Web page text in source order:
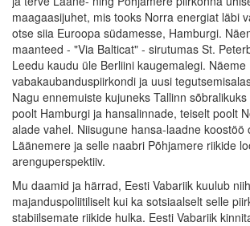
maagaasijuhet, mis tooks Norra energiat läbi
otse siia Euroopa südamesse, Hamburgi.
maanteed - "Via Balticat" - sirutumas St.
Leedu kaudu üle Berliini kaugemalegi. Näeme
vabakaubanduspiirkondi ja uusi
Nagu ennemuiste kujuneks Tallinn
poolt Hamburgi ja hansalinnade, teiselt poolt
alade vahel. Niisugune hansa-laadne koostöö
Läänemere ja selle naabri Põhjamere riikide
arenguperspektiiv.
Mu daamid ja härrad, Eesti Vabariik kuulub
majanduspoliitiliselt kui ka sotsiaalselt selle
stabiilsemate riikide hulka. Eesti Vabariik